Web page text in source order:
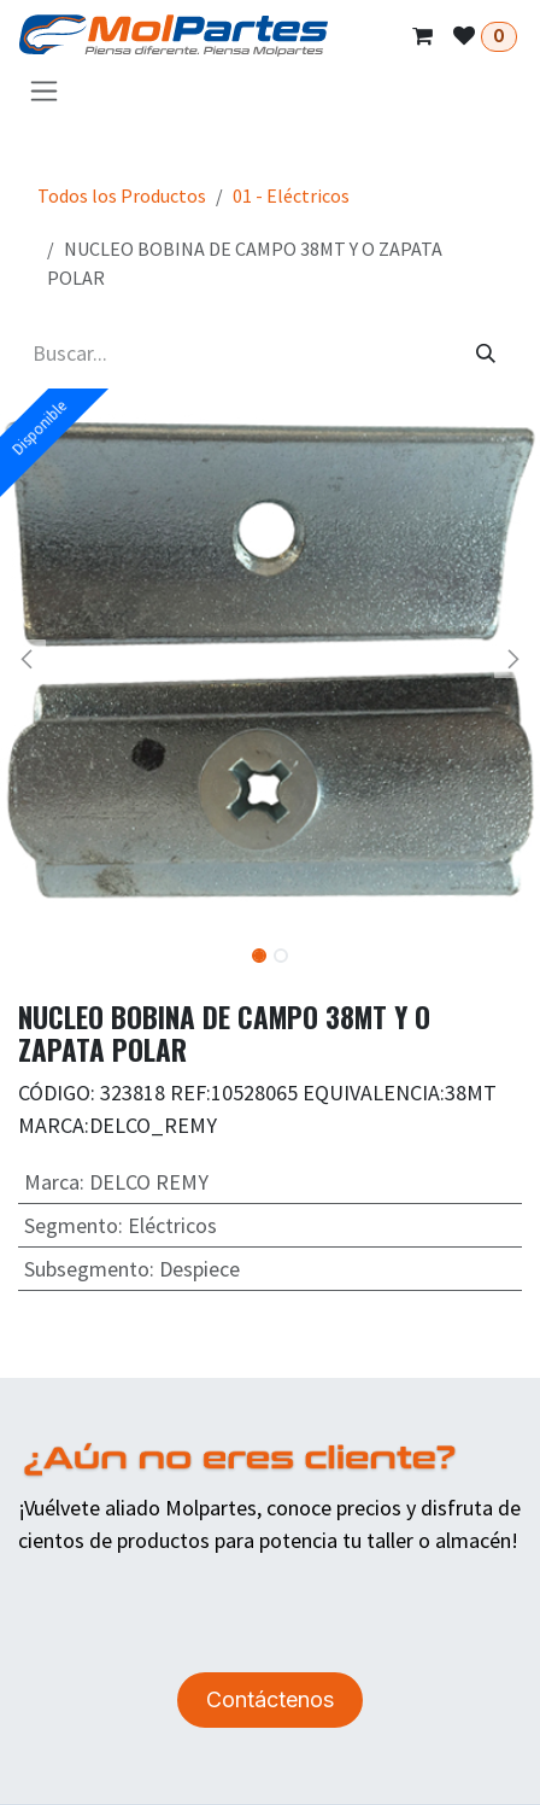
Ir al contenido
0
Todos los Productos 01 - Eléctricos
NUCLEO BOBINA DE CAMPO 38MT Y O ZAPATA
POLAR
Disponible
Disponible
NUCLEO BOBINA DE CAMPO 38MT Y O
ZAPATA POLAR
CÓDIGO: 323818 REF:10528065 EQUIVALENCIA:38MT
MARCA:DELCO_REMY
Marca: DELCO REMY
Segmento: Eléctricos
Subsegmento: Despiece
¡Vuélvete aliado Molpartes, conoce precios y disfruta de
cientos de productos para potencia tu taller o almacén!
Contáctenos